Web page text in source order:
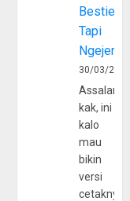
Bestie
Tapi
30/03/
kak, ini
kalo
mau
bikin
versi
cetaknya